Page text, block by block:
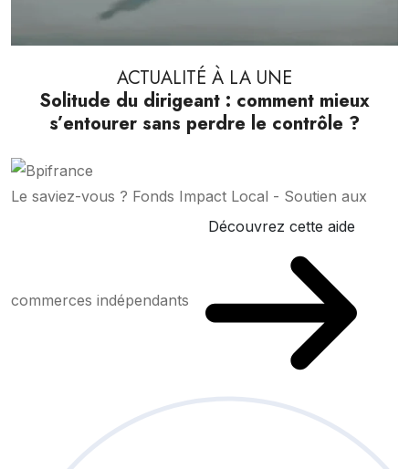
ACTUALITÉ À LA UNE
Solitude du dirigeant : comment mieux
s’entourer sans perdre le contrôle ?
Le saviez-vous ? Fonds Impact Local - Soutien aux
commerces indépendants
Découvrez cette aide